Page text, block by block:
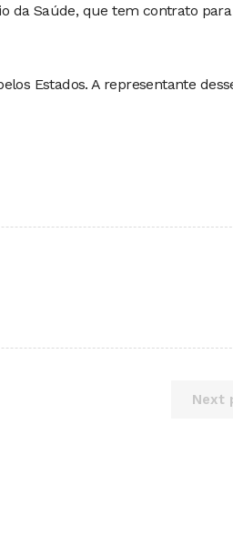
da Saúde, que tem contrato
Estados. A representante
Next